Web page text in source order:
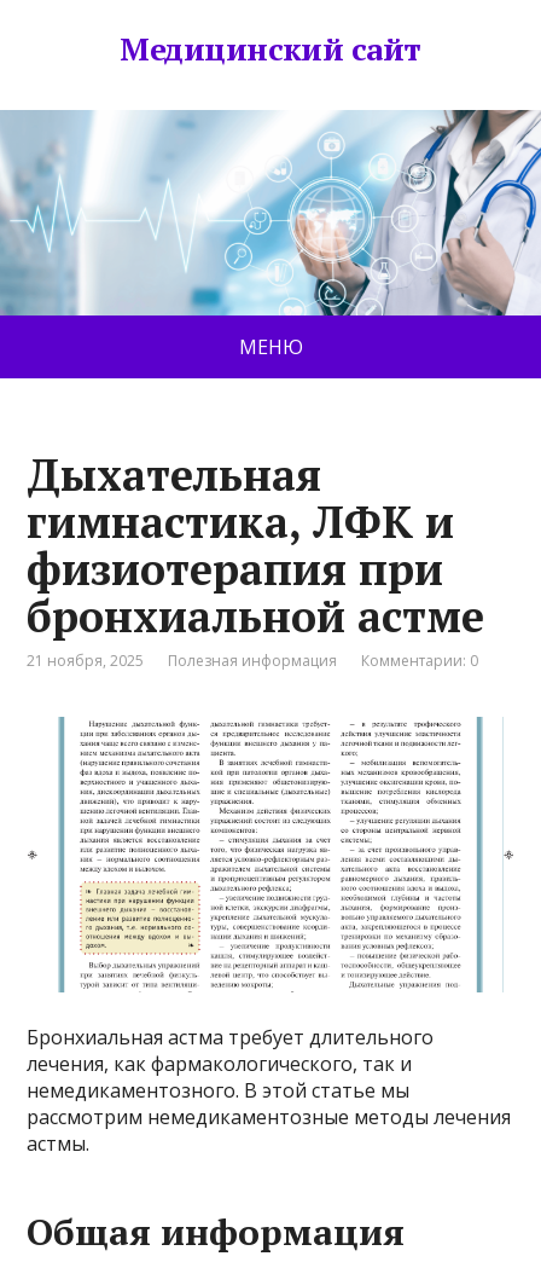
Медицинский сайт
МЕНЮ
Дыхательная
гимнастика, ЛФК и
физиотерапия при
бронхиальной астме
21 ноября, 2025 Полезная информация Комментарии: 0
Бронхиальная астма требует длительного
лечения, как фармакологического, так и
немедикаментозного. В этой статье мы
рассмотрим немедикаментозные методы лечения
астмы.
Общая информация